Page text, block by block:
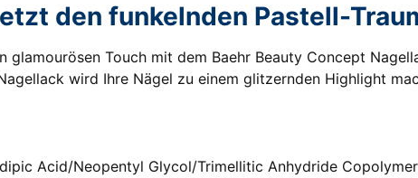
den funkelnden Pastell-
glamourösen Touch mit dem Baehr Beauty Concept
wird Ihre Nägel zu einem glitzernden Highlight
Acid/Neopentyl Glycol/Trimellitic Anhydride